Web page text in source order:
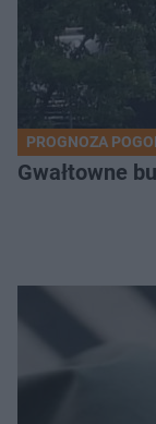
PROGNOZA
Gwałtowne